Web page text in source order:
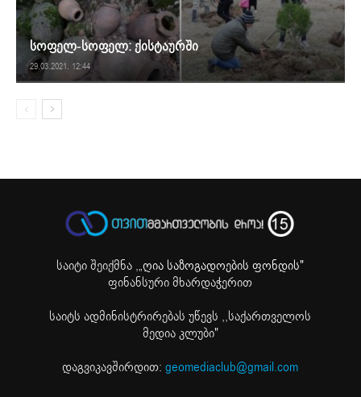
სოფელ-სოფელ: ქისტაურში
29.03.2021. 12:44
საიტი შეიქმნა ,„ღია საზოგადოების ფონდის"
ფინანსური მხარდაჭერით
საიტს ადმინისტრირებას უწევს ,,საქართველოს
მედია კლუბი"
დაგვიკავშირდით:geomediaclub@gmail.com